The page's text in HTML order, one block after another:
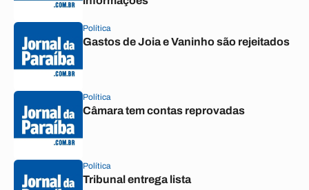
Política
Gastos de Joia e Vaninho são rejeitados
Política
Câmara tem contas reprovadas
Política
Tribunal entrega lista